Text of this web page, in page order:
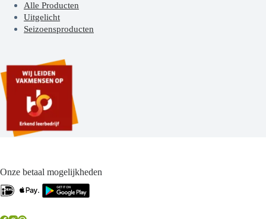
Alle Producten
Uitgelicht
Seizoensproducten
Onze betaal mogelijkheden
.